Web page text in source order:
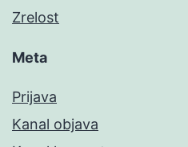
Zrelost
Meta
Prijava
Kanal objava